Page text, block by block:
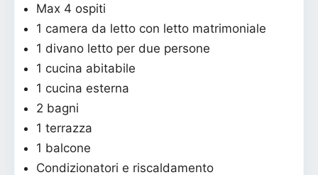
Max 4 ospiti
1 camera da letto con letto matrimoniale
1 divano letto per due persone
1 cucina abitabile
1 cucina esterna
2 bagni
1 terrazza
1 balcone
Condizionatori e riscaldamento